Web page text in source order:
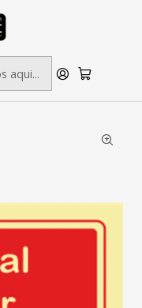
// SINALÉTICA:
de Central Vapor